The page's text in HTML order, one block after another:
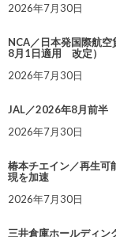
2026年7月30日
NCA／日本発国際航
8月1日適用 改定）
2026年7月30日
JAL／2026年8月前半
2026年7月30日
椿本チエイン／再生可
現を加速
2026年7月30日
三井倉庫ホールディン